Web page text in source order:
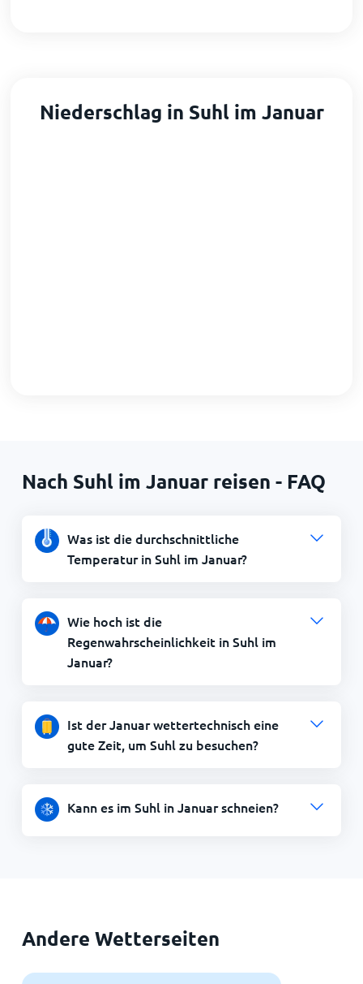
Niederschlag in Suhl im Januar
Nach Suhl im Januar reisen - FAQ
Was ist die durchschnittliche
Temperatur in Suhl im Januar?
Wie hoch ist die
Regenwahrscheinlichkeit in Suhl im
Januar?
Ist der Januar wettertechnisch eine
gute Zeit, um Suhl zu besuchen?
Kann es im Suhl in Januar schneien?
Andere Wetterseiten